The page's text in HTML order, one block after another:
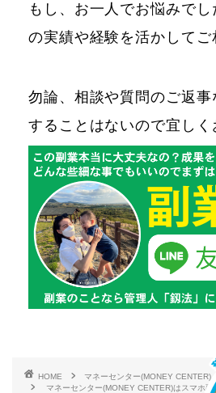
もし、お一人でお悩みで
の実績や経験を活かしてご
勿論、相談や質問のご返事
することはないので宜しく
HOME
マネーセンター(MONEY CENTER)
マネーセンター(MONEY CENTER)はスマホ